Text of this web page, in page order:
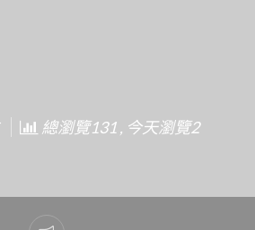
總瀏覽131 , 今天瀏覽2